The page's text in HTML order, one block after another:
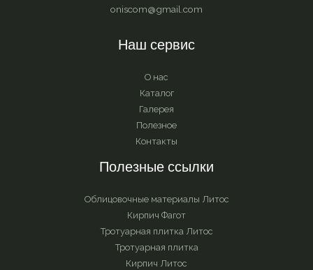
oniscom@gmail.com
Наш сервис
О нас
Каталог
Галерея
Полезное
Контакты
Полезные ссылки
Облицовочные материалы Литос
Кирпич Фагот
Тротуарная плитка Литос
Тротуарная плитка
Кирпич Литос